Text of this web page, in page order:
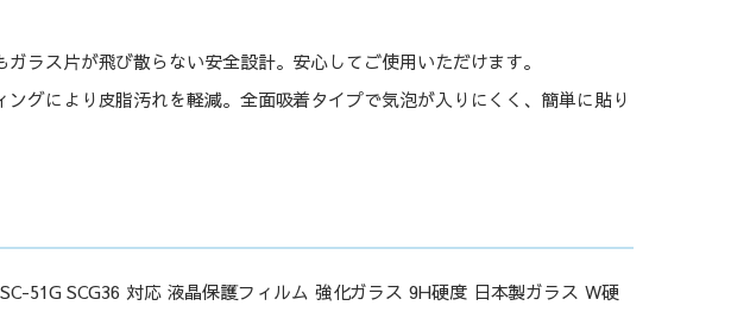
ラス片が飛び散らない安全設計。安心してご使用いただけます。
ングにより皮脂汚れを軽減。全面吸着タイプで気泡が入りにくく、簡単に貼り
51G SCG36 対応 液晶保護フィルム 強化ガラス 9H硬度 日本製ガラス W硬